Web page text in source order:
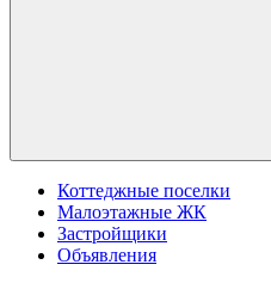
Коттеджные поселки
Малоэтажные ЖК
Застройщики
Объявления